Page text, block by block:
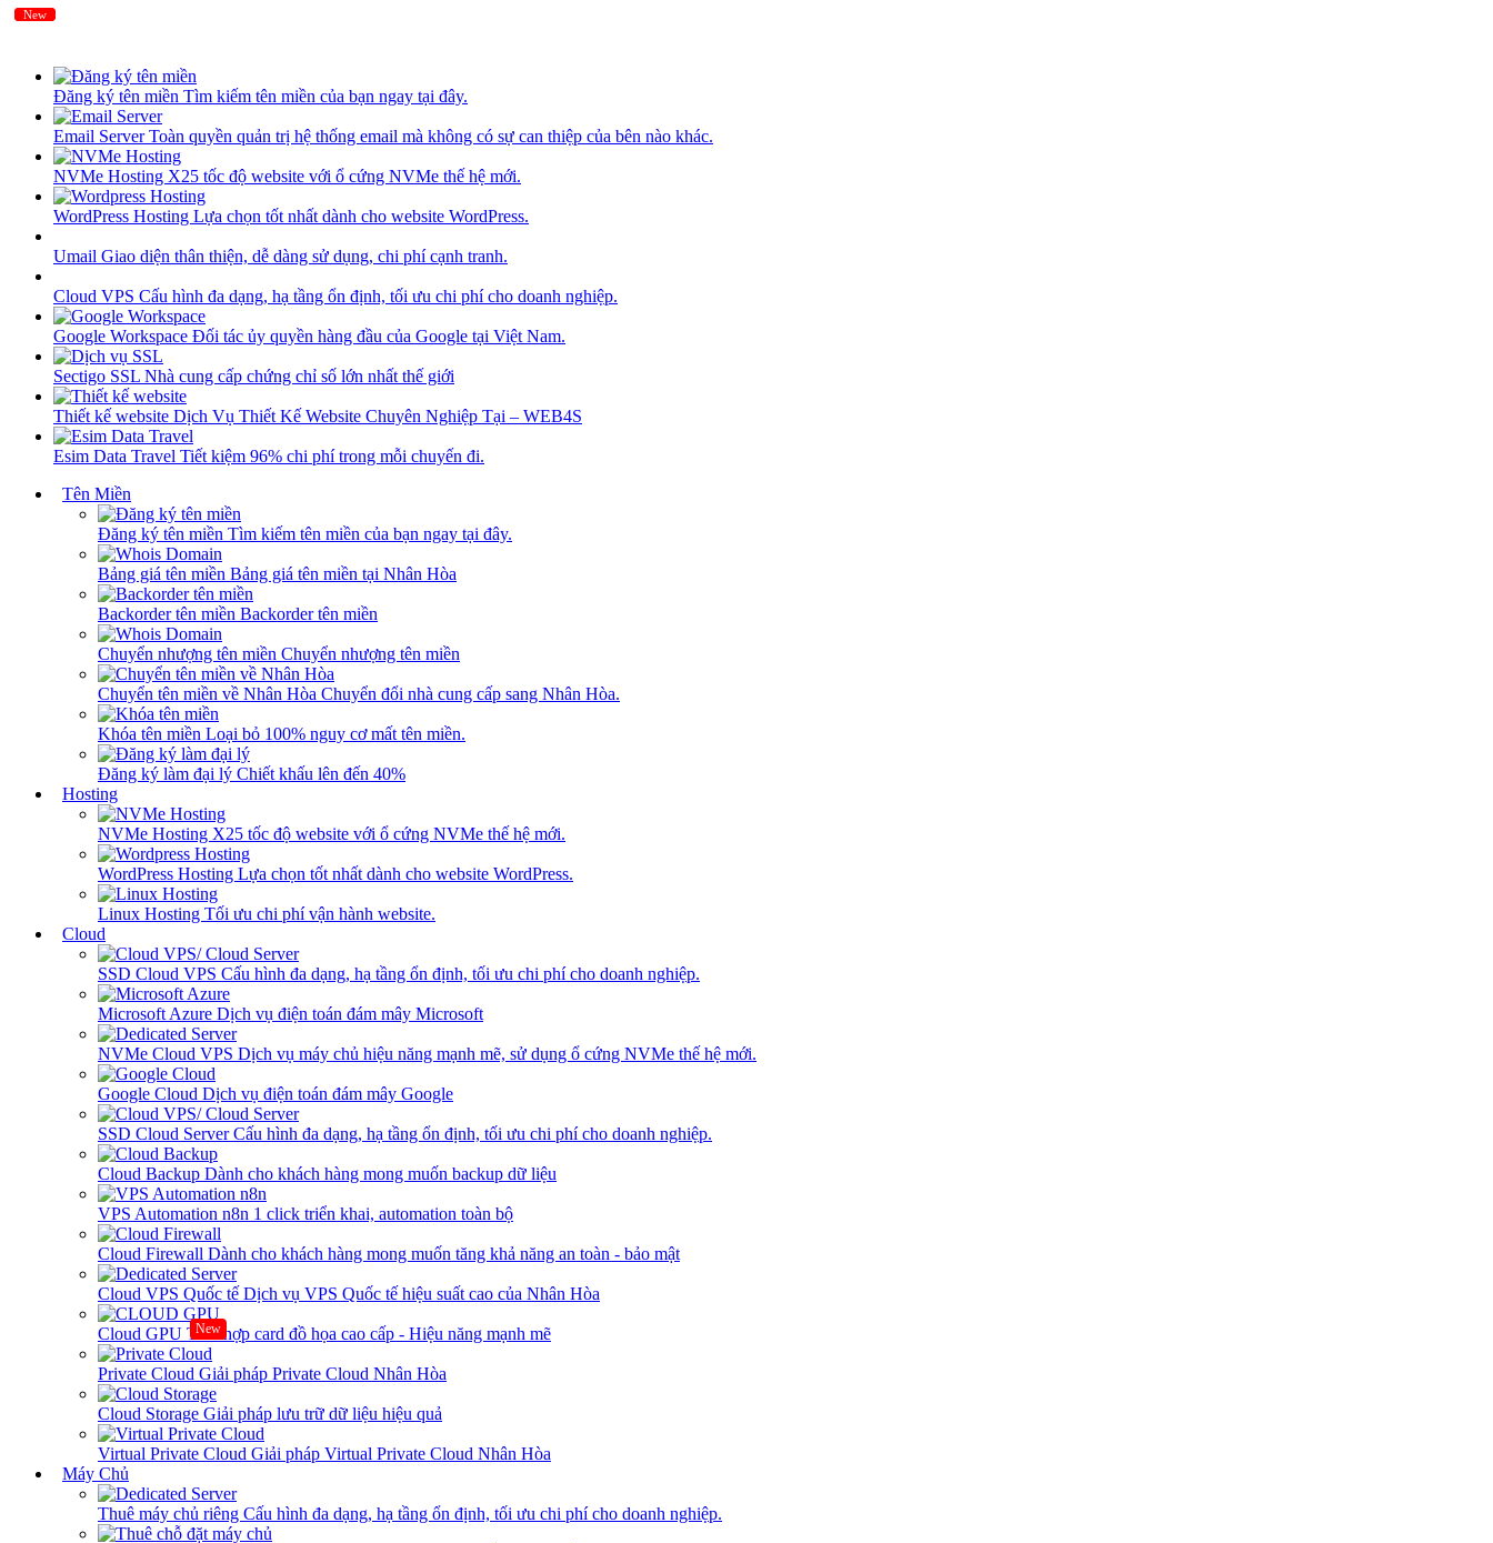
Đăng ký tên miền Tìm kiếm tên miền của bạn ngay tại đây.
Email ServerToàn quyền quản trị hệ thống email mà không có sự can thiệp của bên nào khác.
NVMe Hosting X25 tốc độ website với ổ cứng NVMe thế hệ mới.
WordPress Hosting Lựa chọn tốt nhất dành cho website WordPress.
Umail Giao diện thân thiện, dễ dàng sử dụng, chi phí cạnh tranh.
Cloud VPS Cấu hình đa dạng, hạ tầng ổn định, tối ưu chi phí cho doanh nghiệp.
Google Workspace Đối tác ủy quyền hàng đầu của Google tại Việt Nam.
Sectigo SSL Nhà cung cấp chứng chỉ số lớn nhất thế giới
Thiết kế website Dịch Vụ Thiết Kế Website Chuyên Nghiệp Tại – WEB4S
Esim Data Travel Tiết kiệm 96% chi phí trong mỗi chuyến đi.
Tên Miền
Đăng ký tên miền Tìm kiếm tên miền của bạn ngay tại đây.
Bảng giá tên miền Bảng giá tên miền tại Nhân Hòa
Backorder tên miền Backorder tên miền
Chuyển nhượng tên miền Chuyển nhượng tên miền
Chuyển tên miền về Nhân Hòa Chuyển đổi nhà cung cấp sang Nhân Hòa.
Khóa tên miền Loại bỏ 100% nguy cơ mất tên miền.
Đăng ký làm đại lý Chiết khấu lên đến 40%
Hosting
NVMe Hosting X25 tốc độ website với ổ cứng NVMe thế hệ mới.
WordPress Hosting Lựa chọn tốt nhất dành cho website WordPress.
Linux Hosting Tối ưu chi phí vận hành website.
New
Cloud
SSD Cloud VPS Cấu hình đa dạng, hạ tầng ổn định, tối ưu chi phí cho doanh nghiệp.
Microsoft Azure Dịch vụ điện toán đám mây Microsoft
NVMe Cloud VPS Dịch vụ máy chủ hiệu năng mạnh mẽ, sử dụng ổ cứng NVMe thế hệ mới.
Google Cloud Dịch vụ điện toán đám mây Google
SSD Cloud ServerCấu hình đa dạng, hạ tầng ổn định, tối ưu chi phí cho doanh nghiệp.
Cloud Backup Dành cho khách hàng mong muốn backup dữ liệu
VPS Automation n8n 1 click triển khai, automation toàn bộ
Cloud Firewall Dành cho khách hàng mong muốn tăng khả năng an toàn - bảo mật
Cloud VPS Quốc tế Dịch vụ VPS Quốc tế hiệu suất cao của Nhân Hòa
Cloud GPU New
Tích hợp card đồ họa cao cấp - Hiệu năng mạnh mẽ
Private Cloud Giải pháp Private Cloud Nhân Hòa
Cloud Storage Giải pháp lưu trữ dữ liệu hiệu quả
Virtual Private Cloud Giải pháp Virtual Private Cloud Nhân Hòa
Máy Chủ
Thuê máy chủ riêng Cấu hình đa dạng, hạ tầng ổn định, tối ưu chi phí cho doanh nghiệp.
New